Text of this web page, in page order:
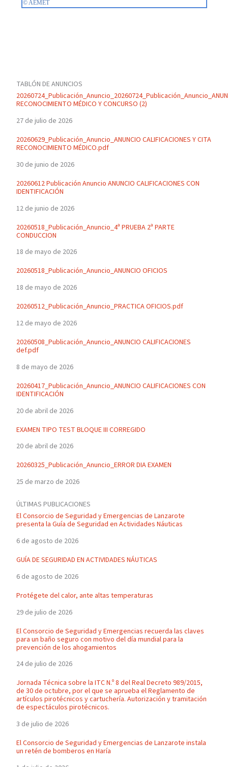
TABLÓN DE ANUNCIOS
RECONOCIMIENTO MÉDICO Y CONCURSO (2)
27 de julio de 2026
20260629_Publicación_Anuncio_ANUNCIO CALIFICACIONES Y CITA
RECONOCIMIENTO MÉDICO.pdf
30 de junio de 2026
20260612 Publicación Anuncio ANUNCIO CALIFICACIONES CON
IDENTIFICACIÓN
12 de junio de 2026
20260518_Publicación_Anuncio_4ª PRUEBA 2ª PARTE
CONDUCCION
18 de mayo de 2026
20260518_Publicación_Anuncio_ANUNCIO OFICIOS
18 de mayo de 2026
20260512_Publicación_Anuncio_PRACTICA OFICIOS.pdf
12 de mayo de 2026
20260508_Publicación_Anuncio_ANUNCIO CALIFICACIONES
def.pdf
8 de mayo de 2026
20260417_Publicación_Anuncio_ANUNCIO CALIFICACIONES CON
IDENTIFICACIÓN
20 de abril de 2026
EXAMEN TIPO TEST BLOQUE III CORREGIDO
20 de abril de 2026
20260325_Publicación_Anuncio_ERROR DIA EXAMEN
25 de marzo de 2026
ÚLTIMAS PUBLICACIONES
El Consorcio de Seguridad y Emergencias de Lanzarote
presenta la Guía de Seguridad en Actividades Náuticas
6 de agosto de 2026
GUÍA DE SEGURIDAD EN ACTIVIDADES NÁUTICAS
6 de agosto de 2026
Protégete del calor, ante altas temperaturas
29 de julio de 2026
El Consorcio de Seguridad y Emergencias recuerda las claves
para un baño seguro con motivo del día mundial para la
prevención de los ahogamientos
24 de julio de 2026
Jornada Técnica sobre la ITC N.º 8 del Real Decreto 989/2015,
de 30 de octubre, por el que se aprueba el Reglamento de
artículos pirotécnicos y cartuchería. Autorización y tramitación
de espectáculos pirotécnicos.
3 de julio de 2026
El Consorcio de Seguridad y Emergencias de Lanzarote instala
un retén de bomberos en Haría